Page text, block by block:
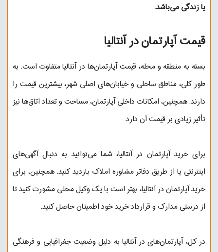
یا زندگی می‌باشد.
قیمت آپارتمان در آنتالیا
بسته به منطقه و محله، قیمت آپارتمان‌ها در آنتالیا متفاوت است. به
طور کلی، مناطق ساحلی و خیابان‌های اصلی شهر، بیشترین قیمت را
دارند. همچنین، امکانات داخلی آپارتمان، مساحت و تعداد اتاق‌ها نیز
تأثیر زیادی بر قیمت آن دارد.
برای خرید آپارتمان در آنتالیا، شما می‌توانید به دنبال آگهی‌های
اینترنتی یا از طریق دفاتر مشاوره املاک بازدید کنید. همچنین، برای
خرید آپارتمان در آنتالیا، بهتر است با یک وکیل محلی مشورت کنید تا
از درستی مدارک و قرارداد خرید خود اطمینان حاصل کنید.
در کل، آپارتمان‌های در آنتالیا به دلیل وضعیت جغرافیایی و فرهنگی